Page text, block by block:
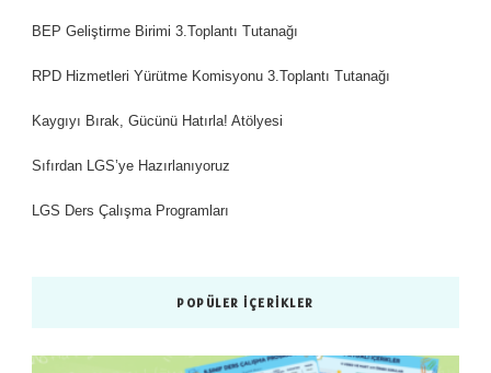
BEP Geliştirme Birimi 3.Toplantı Tutanağı
RPD Hizmetleri Yürütme Komisyonu 3.Toplantı Tutanağı
Kaygıyı Bırak, Gücünü Hatırla! Atölyesi
Sıfırdan LGS’ye Hazırlanıyoruz
LGS Ders Çalışma Programları
POPÜLER İÇERIKLER